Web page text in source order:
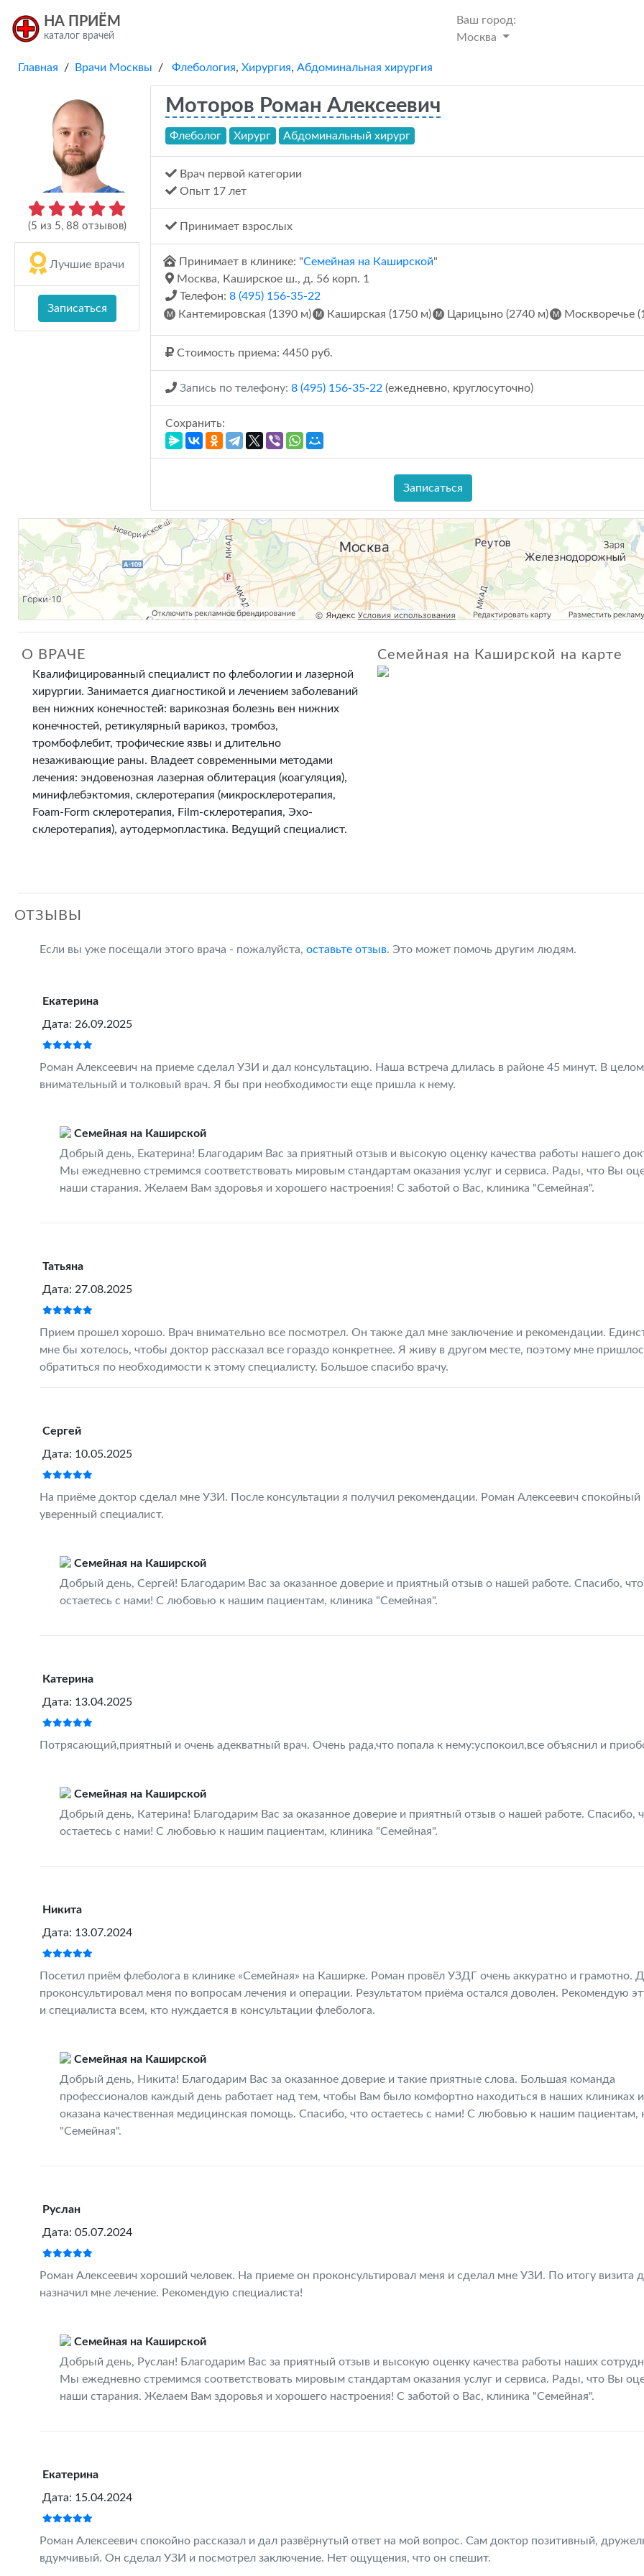
НА ПРИЁМ
каталог врачей
Ваш город:
Москва
Главная / Врачи Москвы / Флебология, Хирургия, Абдоминальная хирургия
(5 из 5, 88 отзывов)
Лучшие врачи
Записаться
Моторов Роман Алексеевич
Флеболог Хирург Абдоминальный хирург
Врач первой категории
Опыт 17 лет
Принимает взрослых
Принимает в клинике: "Семейная на Каширской"
Москва, Каширское ш., д. 56 корп. 1
Телефон: 8 (495) 156-35-22
Кантемировская (1390 м)
Каширская (1750 м) Царицыно (2740 м) Москворечье
Стоимость приема: 4450 руб.
Запись по телефону: 8 (495) 156-35-22 (ежедневно, круглосуточно)
Сохранить:
Записаться
О ВРАЧЕ
Квалифицированный специалист по флебологии и лазерной
хирургии. Занимается диагностикой и лечением заболеваний
вен нижних конечностей: варикозная болезнь вен нижних
конечностей, ретикулярный варикоз, тромбоз,
тромбофлебит, трофические язвы и длительно
незаживающие раны. Владеет современными методами
лечения: эндовенозная лазерная облитерация (коагуляция),
минифлебэктомия, склеротерапия (микросклеротерапия,
Foam-Form склеротерапия, Film-склеротерапия, Эхо-
склеротерапия), аутодермопластика. Ведущий специалист.
Семейная на Каширской на карте
ОТЗЫВЫ
Если вы уже посещали этого врача - пожалуйста, оставьте отзыв. Это может помочь другим людям.
Екатерина
Дата: 26.09.2025
Роман Алексеевич на приеме сделал УЗИ и дал консультацию. Наша встреча длилась в районе 45 минут. В
внимательный и толковый врач. Я бы при необходимости еще пришла к нему.
Семейная на Каширской
Добрый день, Екатерина! Благодарим Вас за приятный отзыв и высокую оценку качества работы нашего
Мы ежедневно стремимся соответствовать мировым стандартам оказания услуг и сервиса. Рады, что Вы
наши старания. Желаем Вам здоровья и хорошего настроения! С заботой о Вас, клиника "Семейная".
Татьяна
Дата: 27.08.2025
Прием прошел хорошо. Врач внимательно все посмотрел. Он также дал мне заключение и рекомендации.
мне бы хотелось, чтобы доктор рассказал все гораздо конкретнее. Я живу в другом месте, поэтому мне
обратиться по необходимости к этому специалисту. Большое спасибо врачу.
Сергей
Дата: 10.05.2025
На приёме доктор сделал мне УЗИ. После консультации я получил рекомендации. Роман Алексеевич спокойный
уверенный специалист.
Семейная на Каширской
Добрый день, Сергей! Благодарим Вас за оказанное доверие и приятный отзыв о нашей работе. Спасибо, что
остаетесь с нами! С любовью к нашим пациентам, клиника "Семейная".
Катерина
Дата: 13.04.2025
Потрясающий,приятный и очень адекватный врач. Очень рада,что попала к нему:успокоил,все объяснил и
Семейная на Каширской
Добрый день, Катерина! Благодарим Вас за оказанное доверие и приятный отзыв о нашей работе. Спасибо,
остаетесь с нами! С любовью к нашим пациентам, клиника "Семейная".
Никита
Дата: 13.07.2024
Посетил приём флеболога в клинике «Семейная» на Каширке. Роман провёл УЗДГ очень аккуратно и грамотно.
проконсультировал меня по вопросам лечения и операции. Результатом приёма остался доволен. Рекомендую
и специалиста всем, кто нуждается в консультации флеболога.
Семейная на Каширской
Добрый день, Никита! Благодарим Вас за оказанное доверие и такие приятные слова. Большая команда
профессионалов каждый день работает над тем, чтобы Вам было комфортно находиться в наших клиниках
оказана качественная медицинская помощь. Спасибо, что остаетесь с нами! С любовью к нашим пациентам,
"Семейная".
Руслан
Дата: 05.07.2024
Роман Алексеевич хороший человек. На приеме он проконсультировал меня и сделал мне УЗИ. По итогу визита
назначил мне лечение. Рекомендую специалиста!
Семейная на Каширской
Добрый день, Руслан! Благодарим Вас за приятный отзыв и высокую оценку качества работы наших
Мы ежедневно стремимся соответствовать мировым стандартам оказания услуг и сервиса. Рады, что Вы
наши старания. Желаем Вам здоровья и хорошего настроения! С заботой о Вас, клиника "Семейная".
Екатерина
Дата: 15.04.2024
Роман Алексеевич спокойно рассказал и дал развёрнутый ответ на мой вопрос. Сам доктор позитивный,
вдумчивый. Он сделал УЗИ и посмотрел заключение. Нет ощущения, что он спешит.